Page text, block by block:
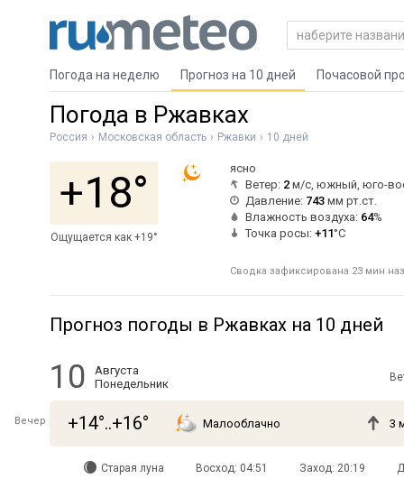
Погода на неделю Прогноз на 10 дней Почасовой
Погода в Ржавках
Россия Московская область Ржавки 10 дней
+18°
Ощущается как +19°
ясно
Ветер: 2 м/с, южный, юго-
Давление: 743 мм рт.ст.
Влажность воздуха: 64%
Точка росы: +11°C
Сводка зафиксирована 23 мин
Прогноз погоды в Ржавках на 10 дней
10
Августа
Понедельник
Вечер +14°..+16° Малооблачно 3
Старая луна Восход: 04:51 Заход: 20:19